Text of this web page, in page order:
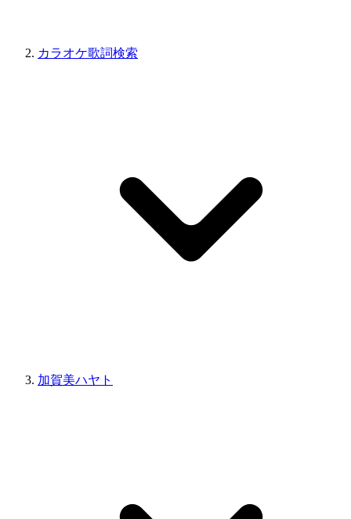
カラオケ歌詞検索
加賀美ハヤト